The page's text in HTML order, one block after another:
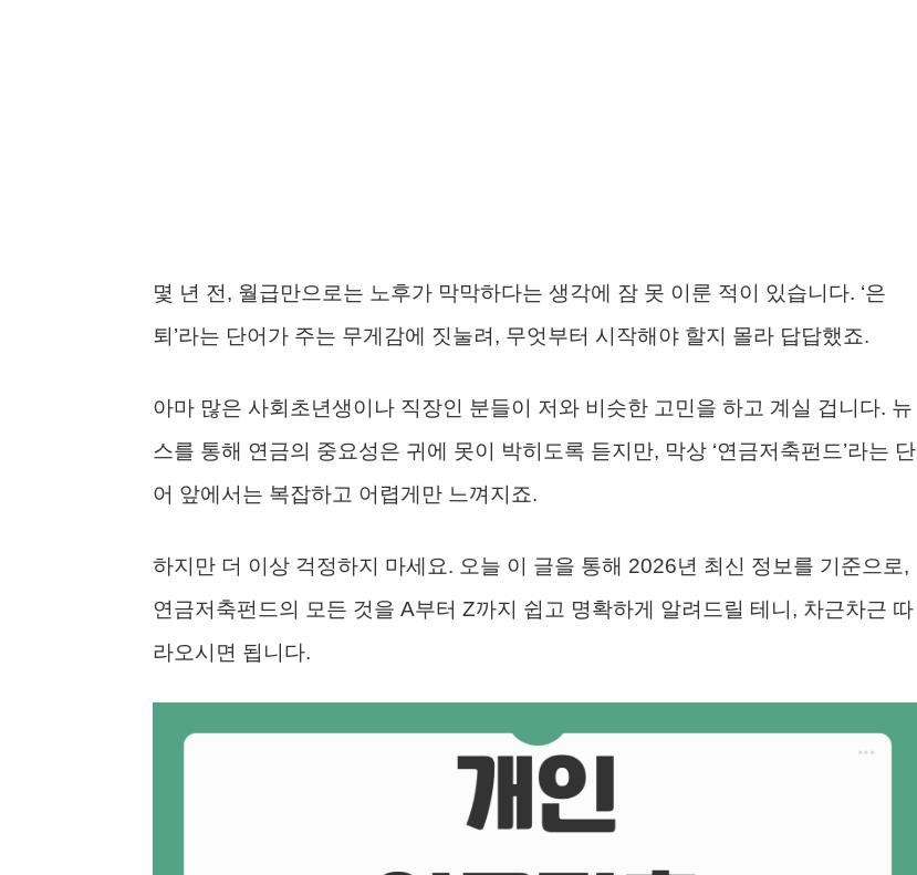
몇 년 전, 월급만으로는 노후가 막막하다는 생각에 잠 못 이룬 적이 있습니다. ‘은
퇴’라는 단어가 주는 무게감에 짓눌려, 무엇부터 시작해야 할지 몰라 답답했죠.
아마 많은 사회초년생이나 직장인 분들이 저와 비슷한 고민을 하고 계실 겁니다. 뉴
스를 통해 연금의 중요성은 귀에 못이 박히도록 듣지만, 막상 ‘연금저축펀드’라는 단
어 앞에서는 복잡하고 어렵게만 느껴지죠.
하지만 더 이상 걱정하지 마세요. 오늘 이 글을 통해 2026년 최신 정보를 기준으로,
연금저축펀드의 모든 것을 A부터 Z까지 쉽고 명확하게 알려드릴 테니, 차근차근 따
라오시면 됩니다.